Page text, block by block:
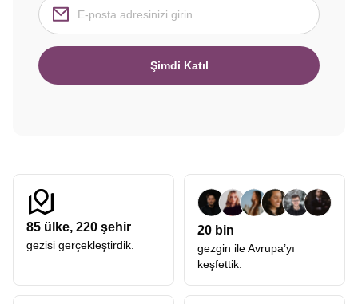
Şimdi Katıl
85 ülke, 220 şehir
gezisi gerçekleştirdik.
20 bin
gezgin ile Avrupa’yı
keşfettik.